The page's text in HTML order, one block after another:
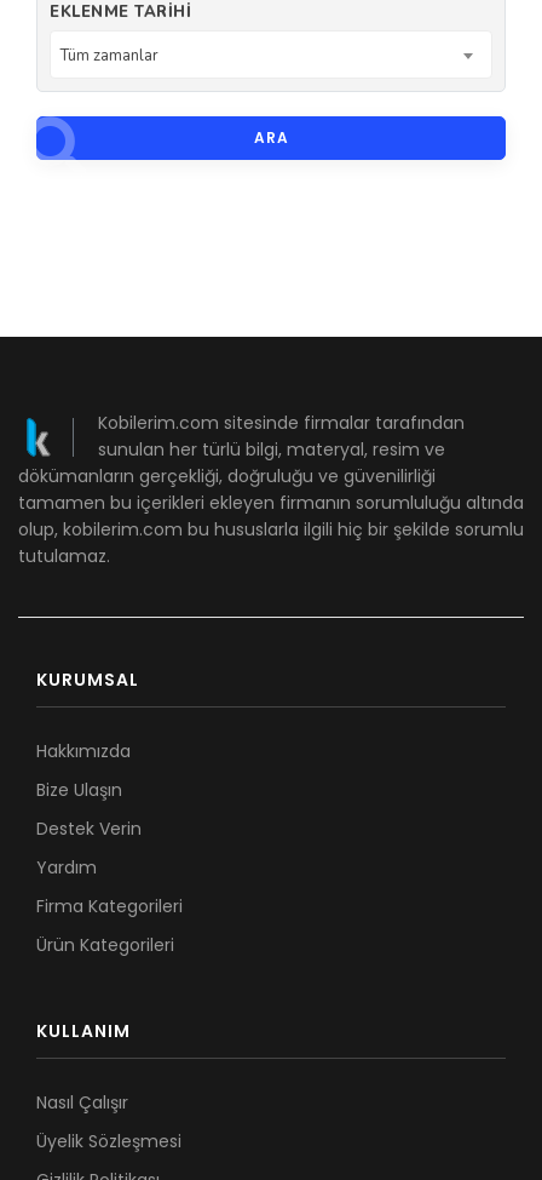
EKLENME TARIHI
Tüm zamanlar
ARA
Kobilerim.com sitesinde firmalar tarafından
sunulan her türlü bilgi, materyal, resim ve
dökümanların gerçekliği, doğruluğu ve güvenilirliği
tamamen bu içerikleri ekleyen firmanın sorumluluğu altında
olup, kobilerim.com bu hususlarla ilgili hiç bir şekilde sorumlu
tutulamaz.
KURUMSAL
Hakkımızda
Bize Ulaşın
Destek Verin
Yardım
Firma Kategorileri
Ürün Kategorileri
KULLANIM
Nasıl Çalışır
Üyelik Sözleşmesi